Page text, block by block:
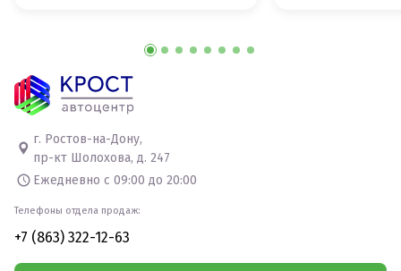
г. Ростов-на-Дону,
пр-кт Шолохова, д. 247
Ежедневно с 09:00 до 20:00
Телефоны отдела продаж:
+7 (863) 322-12-63